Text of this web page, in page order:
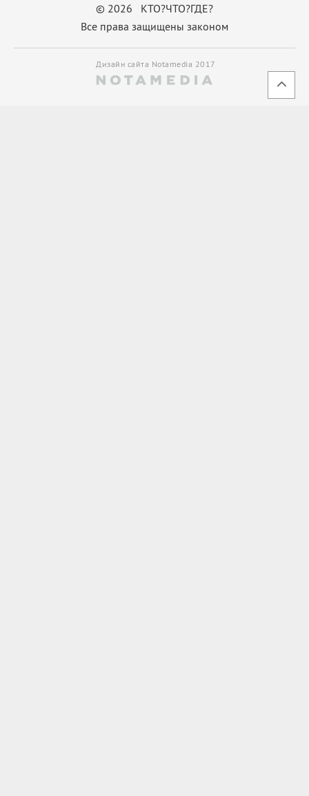
© 2026 КТО?ЧТО?ГДЕ?
Все права защищены законом
Дизайн сайта Notamedia 2017